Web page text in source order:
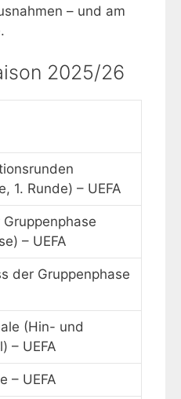
– und am
2025/26
1. Runde) – UEFA
– UEFA
der Gruppenphase
(Hin- und
– UEFA
– UEFA